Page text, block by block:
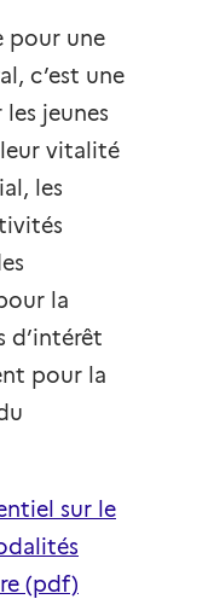
pour une
c’est une
jeunes
vitalité
les
la
d’intérêt
pour la
sur le
(pdf)